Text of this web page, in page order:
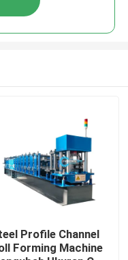
Profile Channel
Forming Machine